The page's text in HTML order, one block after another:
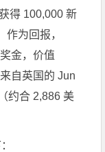
得 100,000 新
为回报，
金，价值
自英国的 Jun
约合 2,886 美